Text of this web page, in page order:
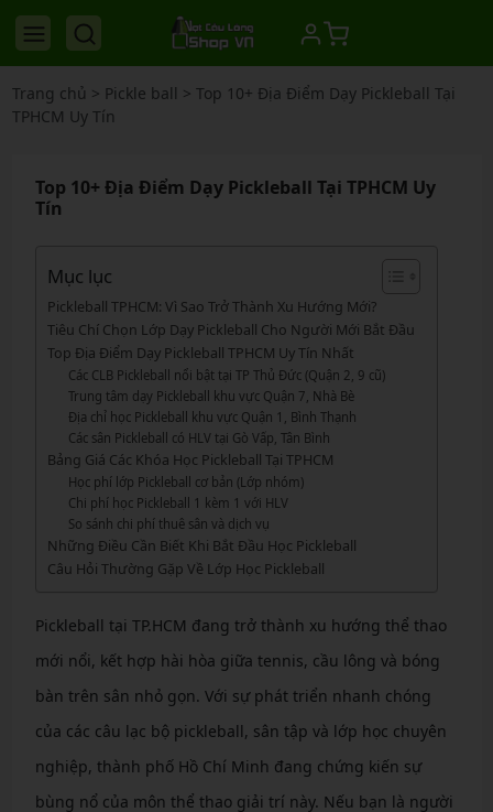
Trang chủ > Pickle ball > Top 10+ Địa Điểm Dạy Pickleball Tại
TPHCM Uy Tín
Top 10+ Địa Điểm Dạy Pickleball Tại TPHCM Uy
Tín
Mục lục
Pickleball TPHCM: Vì Sao Trở Thành Xu Hướng Mới?
Tiêu Chí Chọn Lớp Dạy Pickleball Cho Người Mới Bắt Đầu
Top Địa Điểm Dạy Pickleball TPHCM Uy Tín Nhất
Các CLB Pickleball nổi bật tại TP Thủ Đức (Quận 2, 9 cũ)
Trung tâm dạy Pickleball khu vực Quận 7, Nhà Bè
Địa chỉ học Pickleball khu vực Quận 1, Bình Thạnh
Các sân Pickleball có HLV tại Gò Vấp, Tân Bình
Bảng Giá Các Khóa Học Pickleball Tại TPHCM
Học phí lớp Pickleball cơ bản (Lớp nhóm)
Chi phí học Pickleball 1 kèm 1 với HLV
So sánh chi phí thuê sân và dịch vụ
Những Điều Cần Biết Khi Bắt Đầu Học Pickleball
Câu Hỏi Thường Gặp Về Lớp Học Pickleball
Pickleball tại TP.HCM đang trở thành xu hướng thể thao
mới nổi, kết hợp hài hòa giữa tennis, cầu lông và bóng
bàn trên sân nhỏ gọn. Với sự phát triển nhanh chóng
của các câu lạc bộ pickleball, sân tập và lớp học chuyên
nghiệp, thành phố Hồ Chí Minh đang chứng kiến sự
bùng nổ của môn thể thao giải trí này. Nếu bạn là người